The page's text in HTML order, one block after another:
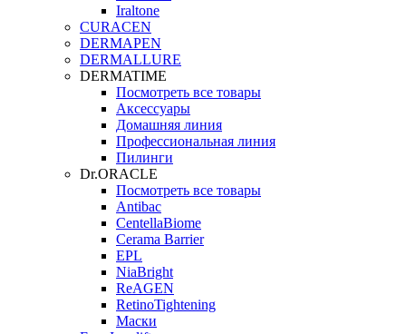
Iraltone
CURACEN
DERMAPEN
DERMALLURE
DERMATIME
Посмотреть все товары
Аксессуары
Домашняя линия
Профессиональная линия
Пилинги
Dr.ORACLE
Посмотреть все товары
Antibac
CentellaBiome
Cerama Barrier
EPL
NiaBright
ReAGEN
RetinoTightening
Маски